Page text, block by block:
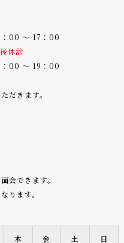
00 〜 17：00
休診
〜 19：00
だきます。
会できます。
ります。
木 金 土 日